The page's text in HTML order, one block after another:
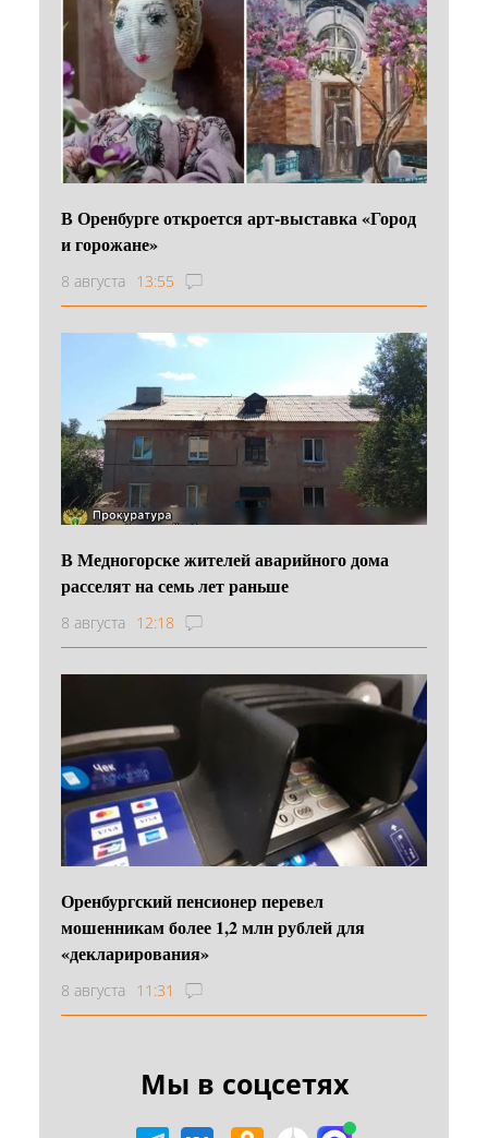
В Оренбурге откроется арт-выставка «Город
и горожане»
8 августа 13:55
В Медногорске жителей аварийного дома
расселят на семь лет раньше
8 августа 12:18
Оренбургский пенсионер перевел
мошенникам более 1,2 млн рублей для
«декларирования»
8 августа 11:31
Мы в соцсетях